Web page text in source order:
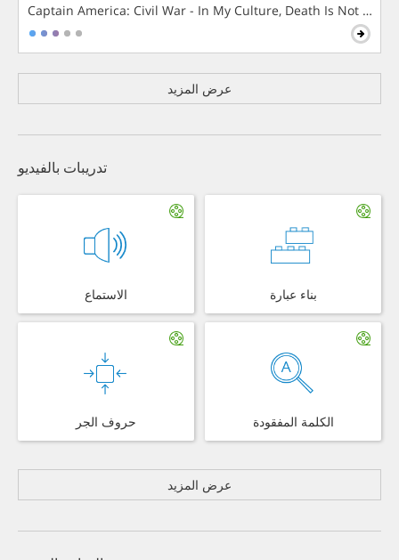
Captain America: Civil War - In My Culture, Death Is Not The
عرض المزيد
تدريبات بالفيديو
الاستماع بناء عبارة
حروف الجر الكلمة المفقودة
عرض المزيد